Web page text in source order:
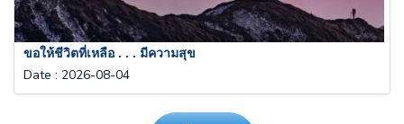
ขอให้ชีวิตที่เหลือ . . . มีความสุข
Date : 2026-08-04